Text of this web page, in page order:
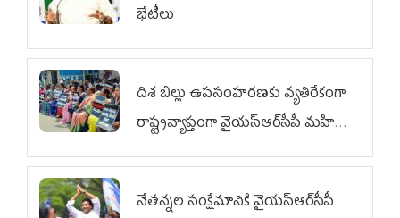
భేటీలు
దిశ బిల్లు ఉపసంహరణకు వ్యతిరేకంగా
రాష్ట్రవ్యాప్తంగా వైయ‌స్ఆర్‌సీపీ మహిళా
విభాగం ఆందోళనలు
నేతన్నల సంక్షేమానికి వైయ‌స్ఆర్‌సీపీ